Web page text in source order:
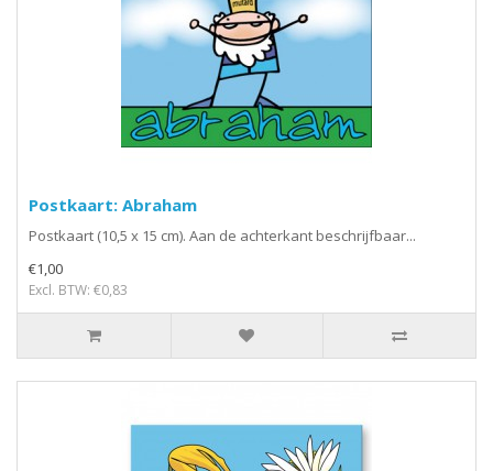
Postkaart: Abraham
Postkaart (10,5 x 15 cm). Aan de achterkant beschrijfbaar...
€1,00
Excl. BTW: €0,83